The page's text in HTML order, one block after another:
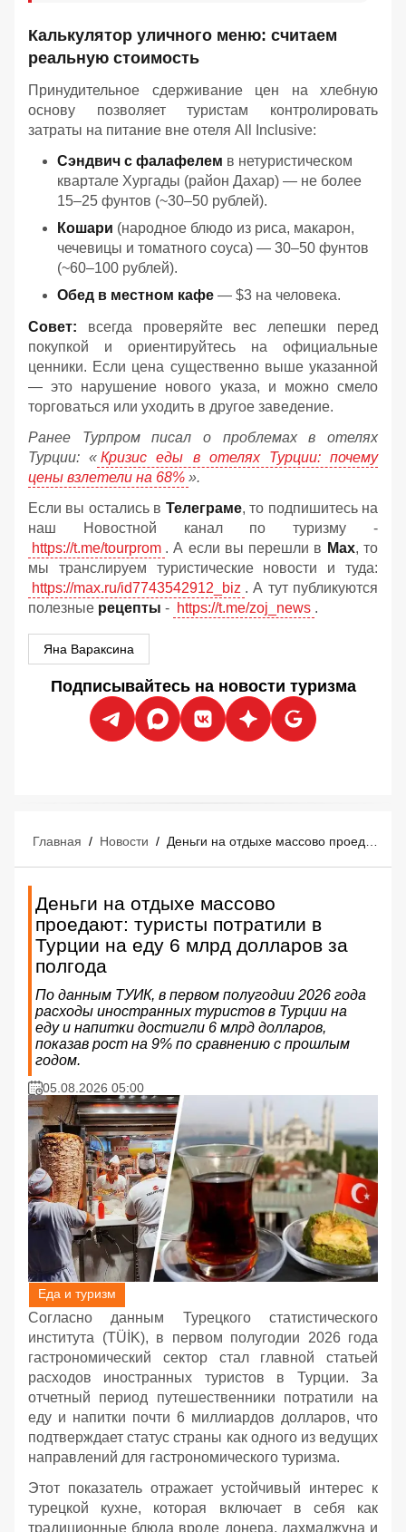
Калькулятор уличного меню: считаем
реальную стоимость
Принудительное сдерживание цен на хлебную
основу позволяет туристам контролировать
затраты на питание вне отеля All Inclusive:
Сэндвич с фалафелем в нетуристическом
квартале Хургады (район Дахар) — не более
15–25 фунтов (~30–50 рублей).
Кошари (народное блюдо из риса, макарон,
чечевицы и томатного соуса) — 30–50 фунтов
(~60–100 рублей).
Обед в местном кафе — $3 на человека.
Совет: всегда проверяйте вес лепешки перед
покупкой и ориентируйтесь на официальные
ценники. Если цена существенно выше указанной
— это нарушение нового указа, и можно смело
торговаться или уходить в другое заведение.
Ранее Турпром писал о проблемах в отелях
Турции: « Кризис еды в отелях Турции: почему
цены взлетели на 68% ».
Если вы остались в Телеграме, то подпишитесь на
наш Новостной канал по туризму -
https://t.me/tourprom . А если вы перешли в Мах, то
мы транслируем туристические новости и туда:
https://max.ru/id7743542912_biz . А тут публикуются
полезные рецепты - https://t.me/zoj_news .
Яна Вараксина
Подписывайтесь на новости туризма
Главная / Новости /
Деньги на отдыхе массово
проедают: туристы потратили в
Турции на еду 6 млрд долларов за
полгода
По данным ТУИК, в первом полугодии 2026 года
расходы иностранных туристов в Турции на
еду и напитки достигли 6 млрд долларов,
показав рост на 9% по сравнению с прошлым
годом.
05.08.2026 05:00
Еда и туризм
Согласно данным Турецкого статистического
института (TÜİK), в первом полугодии 2026 года
гастрономический сектор стал главной статьей
расходов иностранных туристов в Турции. За
отчетный период путешественники потратили на
еду и напитки почти 6 миллиардов долларов, что
подтверждает статус страны как одного из ведущих
направлений для гастрономического туризма.
Этот показатель отражает устойчивый интерес к
турецкой кухне, которая включает в себя как
традиционные блюда вроде донера, лахмаджуна и